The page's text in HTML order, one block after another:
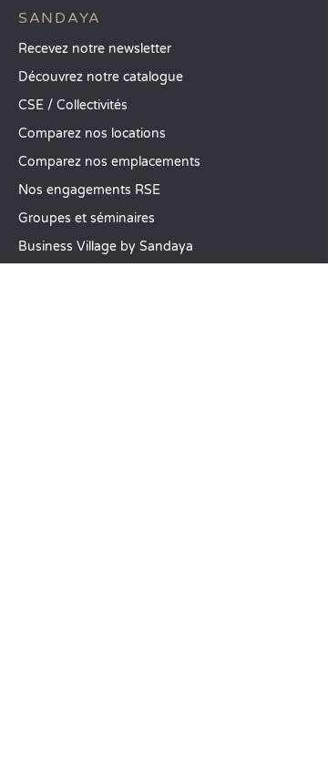
SANDAYA
Recevez notre newsletter
Découvrez notre catalogue
CSE / Collectivités
Comparez nos locations
Comparez nos emplacements
Nos engagements RSE
Groupes et séminaires
Business Village by Sandaya